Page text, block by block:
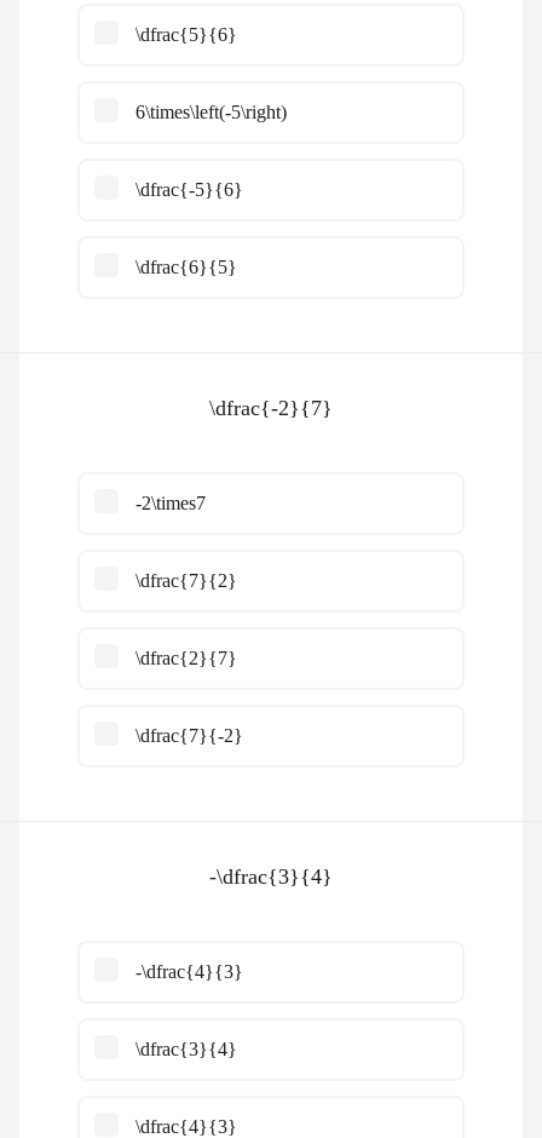
\dfrac{5}{6}
6\times\left(-5\right)
\dfrac{-5}{6}
\dfrac{6}{5}
\dfrac{-2}{7}
-2\times7
\dfrac{7}{2}
\dfrac{2}{7}
\dfrac{7}{-2}
-\dfrac{3}{4}
-\dfrac{4}{3}
\dfrac{3}{4}
\dfrac{4}{3}